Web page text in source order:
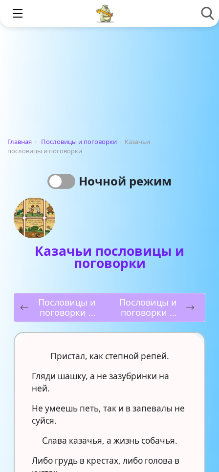
Главная › Пословицы и поговорки › Казачьи
пословицы и поговорки
Ночной режим
Казачьи пословицы и
поговорки
Пословицы и
поговорки о
вежливости
Пословицы и
поговорки о
любви
Пристал, как степной репей.
Гляди шашку, а не зазубринки на
ней.
Не умеешь петь, так и в запевалы не
суйся.
Слава казачья, а жизнь собачья.
Либо грудь в крестах, либо голова в